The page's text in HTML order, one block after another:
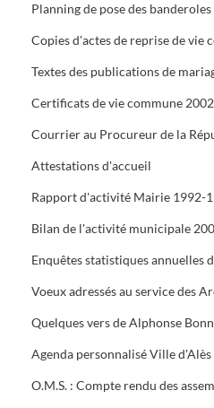
Planning de pose des banderoles
Copies d'actes de reprise de vie
Textes des publications de
Certificats de vie commune 2002
Attestations d'accueil
Rapport d'activité Mairie 1992-
Bilan de l'activité municipale
Voeux adressés au service des
Quelques vers de Alphonse
Agenda personnalisé Ville
O.M.S. : Compte rendu des